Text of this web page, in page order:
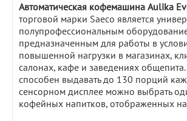
Автоматическая кофемашина Aulika
торговой марки Saeco является
полупрофессиональным
предназначенным для работы в
повышенной нагрузки в магазинах,
салонах, кафе и заведениях
способен выдавать до 130 порций
сенсорном дисплее можно выбрать
кофейных напитков, отображенных